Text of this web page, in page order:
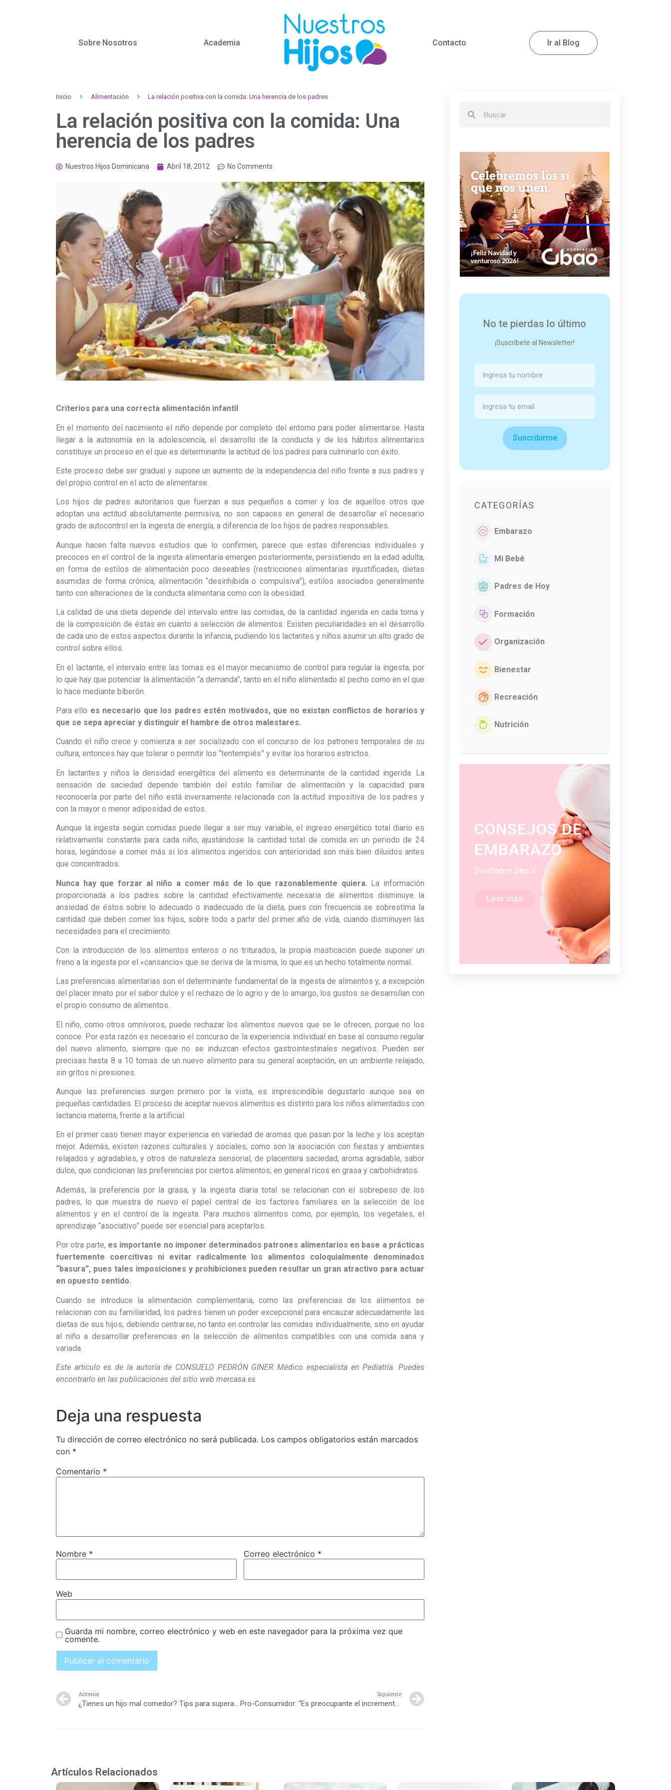
Sobre Nosotros Academia Contacto Ir al Blog
Inicio Alimentación La relación positiva con la comida: Una herencia de los padres
La relación positiva con la comida: Una
herencia de los padres
Nuestros Hijos Dominicana Abril 18, 2012 No Comments
Criterios para una correcta alimentación infantil
En el momento del nacimiento el niño depende por completo del entorno para poder alimentarse. Hasta
llegar a la autonomía en la adolescencia, el desarrollo de la conducta y de los hábitos alimentarios
constituye un proceso en el que es determinante la actitud de los padres para culminarlo con éxito.
Este proceso debe ser gradual y supone un aumento de la independencia del niño frente a sus padres y
del propio control en el acto de alimentarse.
Los hijos de padres autoritarios que fuerzan a sus pequeños a comer y los de aquellos otros que
adoptan una actitud absolutamente permisiva, no son capaces en general de desarrollar el necesario
grado de autocontrol en la ingesta de energía, a diferencia de los hijos de padres responsables.
Aunque hacen falta nuevos estudios que lo confirmen, parece que estas diferencias individuales y
precoces en el control de la ingesta alimentaria emergen posteriormente, persistiendo en la edad adulta,
en forma de estilos de alimentación poco deseables (restricciones alimentarias injustificadas, dietas
asumidas de forma crónica, alimentación “desinhibida o compulsiva”), estilos asociados generalmente
tanto con alteraciones de la conducta alimentaria como con la obesidad.
La calidad de una dieta depende del intervalo entre las comidas, de la cantidad ingerida en cada toma y
de la composición de éstas en cuanto a selección de alimentos. Existen peculiaridades en el desarrollo
de cada uno de estos aspectos durante la infancia, pudiendo los lactantes y niños asumir un alto grado de
control sobre ellos.
En el lactante, el intervalo entre las tomas es el mayor mecanismo de control para regular la ingesta, por
lo que hay que potenciar la alimentación “a demanda”, tanto en el niño alimentado al pecho como en el que
lo hace mediante biberón.
Para ello es necesario que los padres estén motivados, que no existan conflictos de horarios y
que se sepa apreciar y distinguir el hambre de otros malestares.
Cuando el niño crece y comienza a ser socializado con el concurso de los patrones temporales de su
cultura, entonces hay que tolerar o permitir los “tentempiés” y evitar los horarios estrictos.
En lactantes y niños la densidad energética del alimento es determinante de la cantidad ingerida. La
sensación de saciedad depende también del estilo familiar de alimentación y la capacidad para
reconocerla por parte del niño está inversamente relacionada con la actitud impositiva de los padres y
con la mayor o menor adiposidad de estos.
Aunque la ingesta según comidas puede llegar a ser muy variable, el ingreso energético total diario es
relativamente constante para cada niño, ajustándose la cantidad total de comida en un periodo de 24
horas, legándose a comer más si los alimentos ingeridos con anterioridad son más bien diluidos antes
que concentrados.
Nunca hay que forzar al niño a comer más de lo que razonablemente quiera. La información
proporcionada a los padres sobre la cantidad efectivamente necesaria de alimentos disminuye la
ansiedad de éstos sobre lo adecuado o inadecuado de la dieta, pues con frecuencia se sobrestima la
cantidad que deben comer los hijos, sobre todo a partir del primer año de vida, cuando disminuyen las
necesidades para el crecimiento.
Con la introducción de los alimentos enteros o no triturados, la propia masticación puede suponer un
freno a la ingesta por el «cansancio» que se deriva de la misma, lo que es un hecho totalmente normal.
Las preferencias alimentarias son el determinante fundamental de la ingesta de alimentos y, a excepción
del placer innato por el sabor dulce y el rechazo de lo agrio y de lo amargo, los gustos se desarrollan con
el propio consumo de alimentos.
El niño, como otros omnívoros, puede rechazar los alimentos nuevos que se le ofrecen, porque no los
conoce. Por esta razón es necesario el concurso de la experiencia individual en base al consumo regular
del nuevo alimento, siempre que no se induzcan efectos gastrointestinales negativos. Pueden ser
precisas hasta 8 a 10 tomas de un nuevo alimento para su general aceptación, en un ambiente relajado,
sin gritos ni presiones.
Aunque las preferencias surgen primero por la vista, es imprescindible degustarlo aunque sea en
pequeñas cantidades. El proceso de aceptar nuevos alimentos es distinto para los niños alimentados con
lactancia materna, frente a la artificial.
En el primer caso tienen mayor experiencia en variedad de aromas que pasan por la leche y los aceptan
mejor. Además, existen razones culturales y sociales, como son la asociación con fiestas y ambientes
relajados y agradables, y otros de naturaleza sensorial, de placentera saciedad, aroma agradable, sabor
dulce, que condicionan las preferencias por ciertos alimentos, en general ricos en grasa y carbohidratos.
Además, la preferencia por la grasa, y la ingesta diaria total se relacionan con el sobrepeso de los
padres, lo que muestra de nuevo el papel central de los factores familiares en la selección de los
alimentos y en el control de la ingesta. Para muchos alimentos como, por ejemplo, los vegetales, el
aprendizaje “asociativo” puede ser esencial para aceptarlos.
Por otra parte, es importante no imponer determinados patrones alimentarios en base a prácticas
fuertemente coercitivas ni evitar radicalmente los alimentos coloquialmente denominados
“basura”, pues tales imposiciones y prohibiciones pueden resultar un gran atractivo para actuar
en opuesto sentido.
Cuando se introduce la alimentación complementaria, como las preferencias de los alimentos se
relacionan con su familiaridad, los padres tienen un poder excepcional para encauzar adecuadamente las
dietas de sus hijos, debiendo centrarse, no tanto en controlar las comidas individualmente, sino en ayudar
al niño a desarrollar preferencias en la selección de alimentos compatibles con una comida sana y
variada.
Este articulo es de la autoría de CONSUELO PEDRÓN GINER Médico especialista en Pediatría. Puedes
encontrarlo en las publicaciones del sitio web mercasa.es
Deja una respuesta
Tu dirección de correo electrónico no será publicada. Los campos obligatorios están marcados
con *
Comentario *
Nombre * Correo electrónico *
Web
Guarda mi nombre, correo electrónico y web en este navegador para la próxima vez que
comente.
Anterior
¿Tienes un hijo mal comedor? Tips para superar los malos habitos alimenticios
Siguiente
Pro-Consumidor: “Es preocupante el incremento de la obesidad infantil en el país”.
No te pierdas lo último
¡Suscríbete al Newsletter!
Suscribirme
CATEGORÍAS
Embarazo
Mi Bebé
Padres de Hoy
Formación
Organización
Bienestar
Recreación
Nutrición
CONSEJOS DE
EMBARAZO
Diseñados para ti
Leer más
Artículos Relacionados